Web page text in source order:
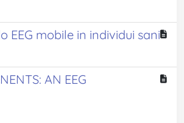
mobile in individui sani
AN EEG